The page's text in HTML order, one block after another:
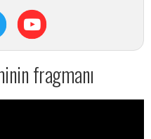
fragmanı